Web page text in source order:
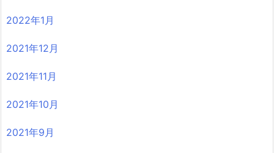
2022年1月
2021年12月
2021年11月
2021年10月
2021年9月